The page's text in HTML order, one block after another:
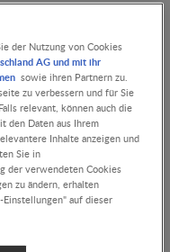
-
gebären
der Nutzung von Cookies
AG und mit ihr
sowie ihren Partnern zu.
zu verbessern und für Sie
relevant, können auch die
den Daten aus Ihrem
Inhalte anzeigen und
Sie in
der verwendeten Cookies
zu ändern, erhalten
auf dieser